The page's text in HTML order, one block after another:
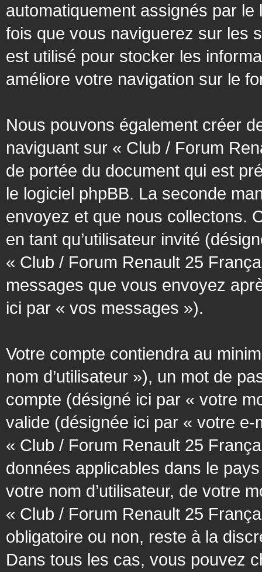
automatiquement assignés par
fois que vous naviguerez sur les
est utilisé pour stocker les
améliore votre navigation sur le
Nous pouvons également créer
naviguant sur « Club / Forum
de portée du document qui est
le logiciel phpBB. La seconde
envoyez et que nous collectons.
en tant qu’utilisateur invité
« Club / Forum Renault 25
messages que vous envoyez
ici par « vos messages »).
Votre compte contiendra au
nom d’utilisateur »), un mot de
compte (désigné ici par « votre
valide (désignée ici par « votre
« Club / Forum Renault 25
données applicables dans le
votre nom d’utilisateur, de votre
« Club / Forum Renault 25
obligatoire ou non, reste à la
Dans tous les cas, vous pouvez